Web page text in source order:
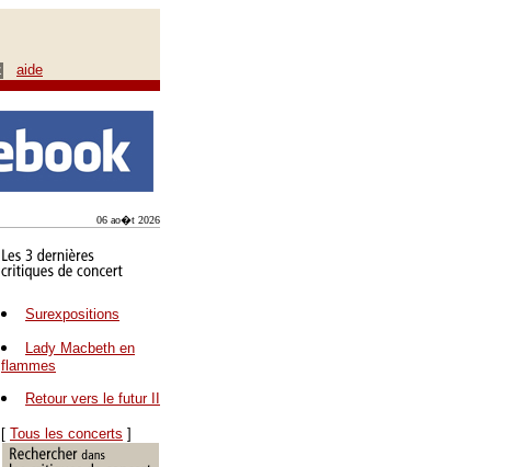
aide
06 ao�t 2026
Surexpositions
Lady Macbeth en
flammes
Retour vers le futur II
[ Tous les concerts ]